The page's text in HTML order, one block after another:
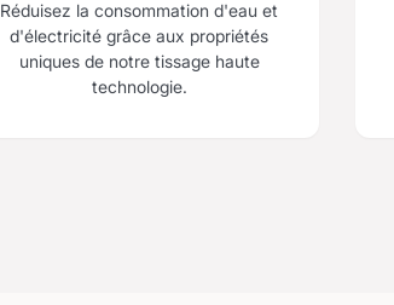
Réduisez la consommation d'eau et
d'électricité grâce aux propriétés
uniques de notre tissage haute
technologie.